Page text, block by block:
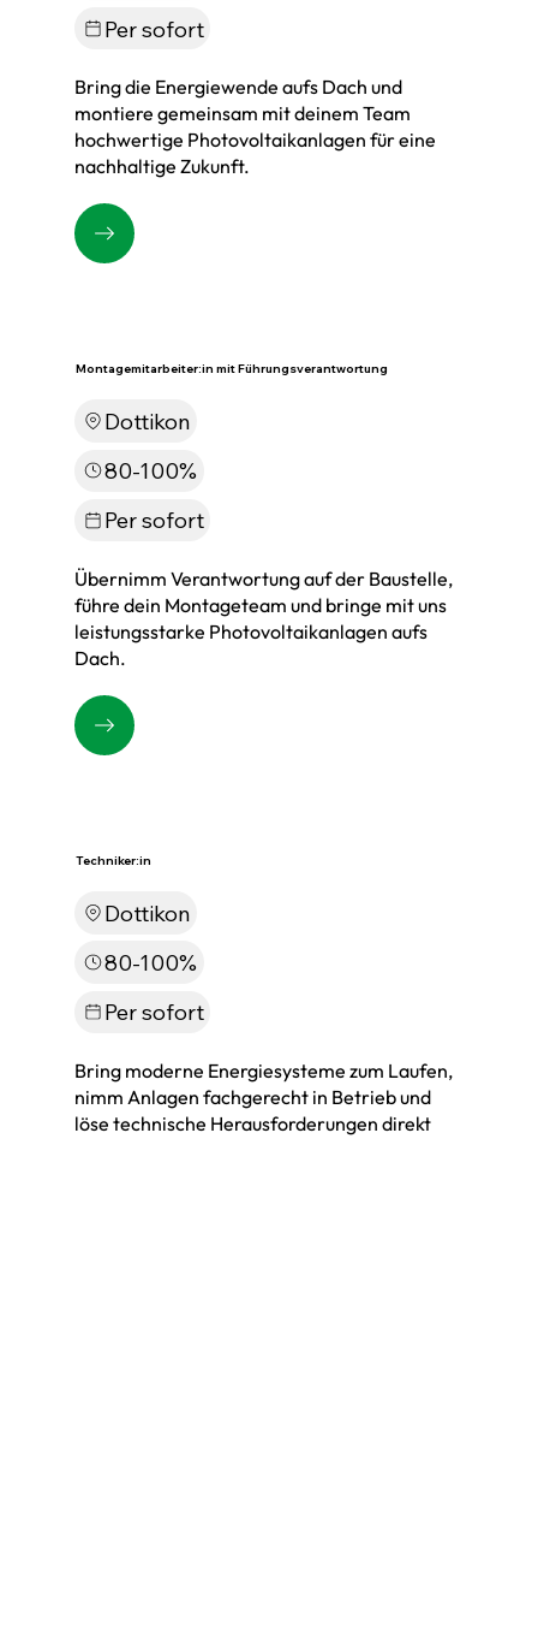
Per sofort
Bring die Energiewende aufs Dach und
montiere gemeinsam mit deinem Team
hochwertige Photovoltaikanlagen für eine
nachhaltige Zukunft.
Montagemitarbeiter:in mit Führungsverantwortung
Dottikon
80-100%
Per sofort
Übernimm Verantwortung auf der Baustelle,
führe dein Montageteam und bringe mit uns
leistungsstarke Photovoltaikanlagen aufs
Dach.
Techniker:in
Dottikon
80-100%
Per sofort
Bring moderne Energiesysteme zum Laufen,
nimm Anlagen fachgerecht in Betrieb und
löse technische Herausforderungen direkt